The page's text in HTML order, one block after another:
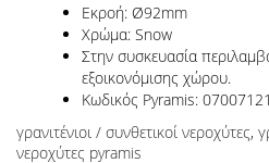
Εκροή: Ø92mm
Χρώμα: Snow
Στην συσκευασία
εξοικονόμισης χώρου.
Κωδικός Pyramis:
γρανιτένιοι / συνθετικοί νεροχύτες,
νεροχύτες pyramis